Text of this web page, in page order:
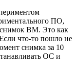
ПО,
снимок ВМ. Это как
что-то пошло не
снимка за 10
ОС и